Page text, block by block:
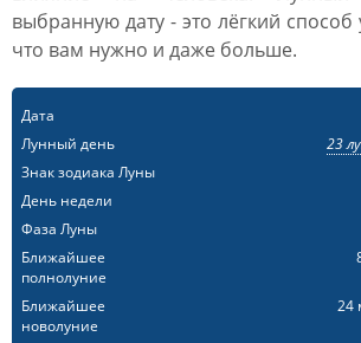
выбранную дату - это лёгкий способ
что вам нужно и даже больше.
Дата
Лунный день
23
Знак зодиака Луны
День недели
Фаза Луны
Ближайшее
полнолуние
Ближайшее
новолуние
24